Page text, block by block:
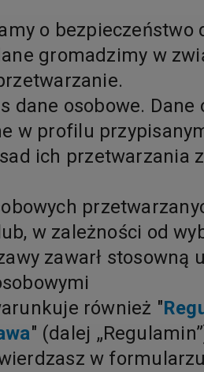
o
gromadzimy w
dane osobowe.
w profilu
ich przetwarzania
w zależności od
zawarł
również "
" (dalej
w